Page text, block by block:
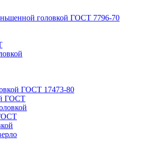
головкой ГОСТ 7796-70
ГОСТ 17473-80
ГОСТ